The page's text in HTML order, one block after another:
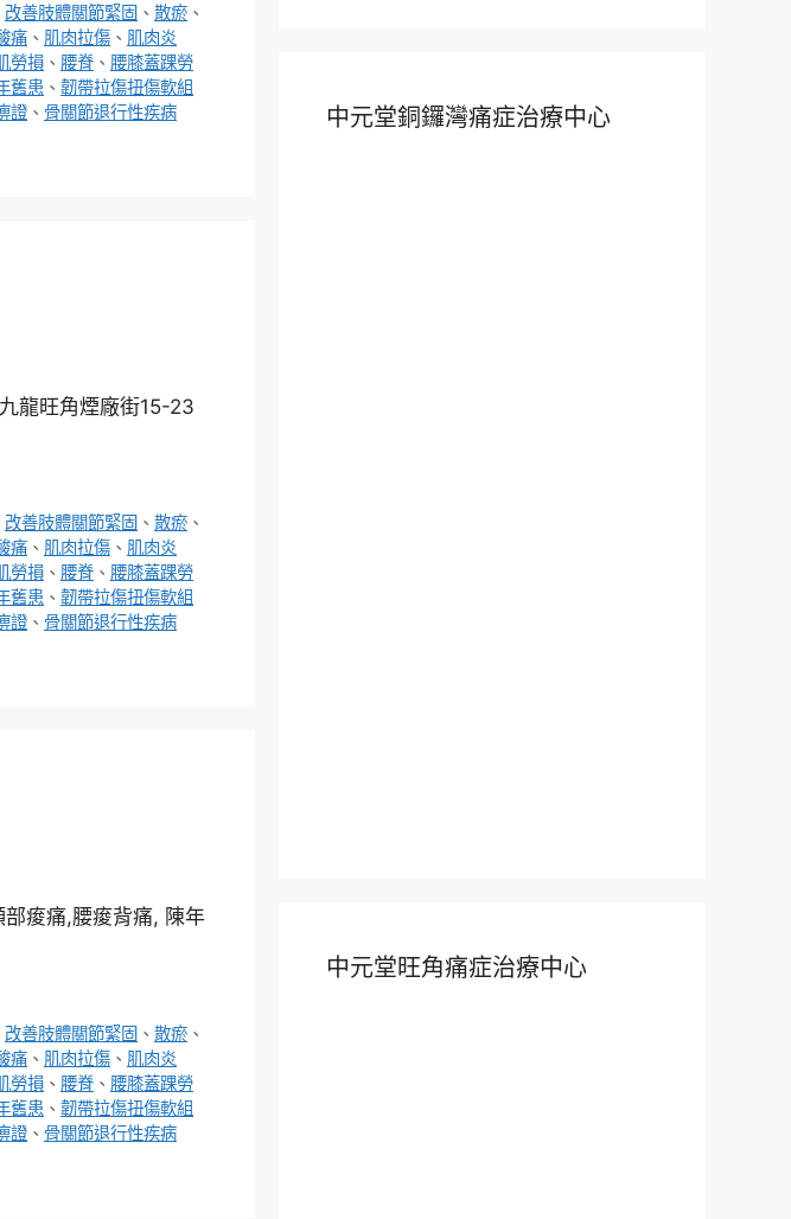
改善肢體關節緊固 、散瘀 、
痛 、 肌肉拉傷 、 肌肉炎
勞損 、 腰脊 、 腰膝蓋踝勞
舊患 、 韌帶拉傷扭傷軟組
證 、 骨關節退行性疾病
龍旺角煙廠街15-23
改善肢體關節緊固 、散瘀 、
痛 、 肌肉拉傷 、 肌肉炎
勞損 、 腰脊 、 腰膝蓋踝勞
舊患 、 韌帶拉傷扭傷軟組
證 、 骨關節退行性疾病
痠痛,腰痠背痛, 陳年
改善肢體關節緊固 、散瘀 、
痛 、 肌肉拉傷 、 肌肉炎
勞損 、 腰脊 、 腰膝蓋踝勞
舊患 、 韌帶拉傷扭傷軟組
證 、 骨關節退行性疾病
中元堂銅鑼灣痛症治療中心
中元堂旺角痛症治療中心